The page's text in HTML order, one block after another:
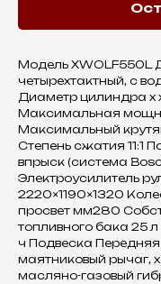
Модель XWOLF550L
четырехтактный, с
Диаметр цилиндра x
Максимальная
Максимальный
Степень сжатия 11:1
впрыск (система
Электроусилитель
2220×1190×1320
просвет мм280
топливного бака 25
ч Подвеска
маятниковый рычаг,
масляно-газовый